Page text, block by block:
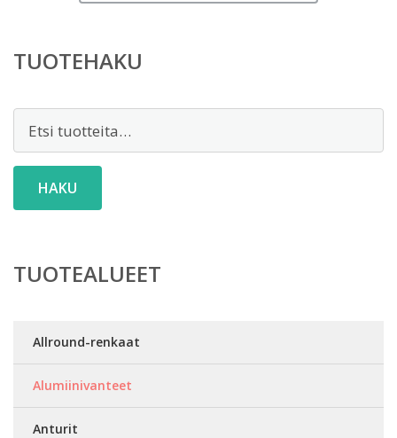
TUOTEHAKU
HAKU
TUOTEALUEET
Allround-renkaat
Alumiinivanteet
Anturit